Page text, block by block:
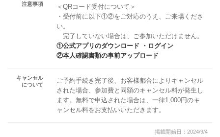
注意事項
＜QRコード受付について＞
・受付前に以下①②をご対応のうえ、ご来場くださ
い。
完了していない場合は、ご参加いただけません。
①公式アプリのダウンロード ・ログイン
②本人確認書類の事前アップロード
キャンセル
について
ご予約手続き完了後、お客様都合によりキャンセル
された場合、参加費と同額のキャンセル料が発生し
ます。無料で申込された場合は、一律1,000円のキ
ャンセル料をお支払いいただきます。
掲載開始日：2024/9/4